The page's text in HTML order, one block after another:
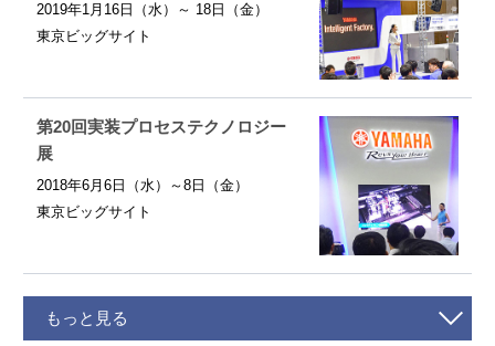
2019年1月16日（水）～ 18日（金）
東京ビッグサイト
第20回実装プロセステクノロジー
展
2018年6月6日（水）～8日（金）
東京ビッグサイト
もっと見る